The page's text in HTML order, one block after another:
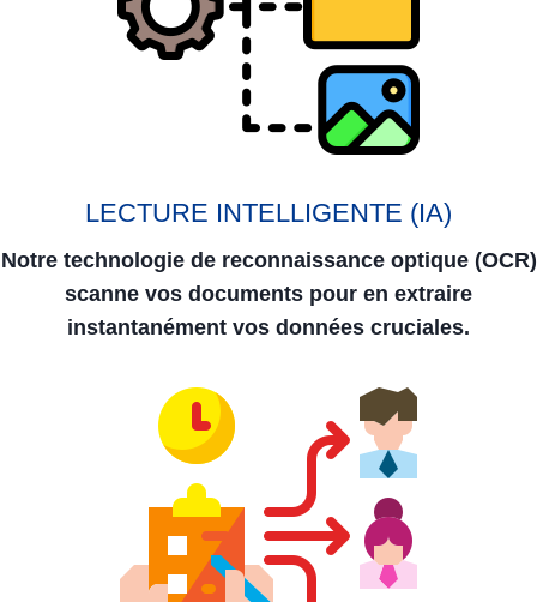
LECTURE INTELLIGENTE (IA)
Notre technologie de reconnaissance optique (OCR)
scanne vos documents pour en extraire
instantanément vos données cruciales.